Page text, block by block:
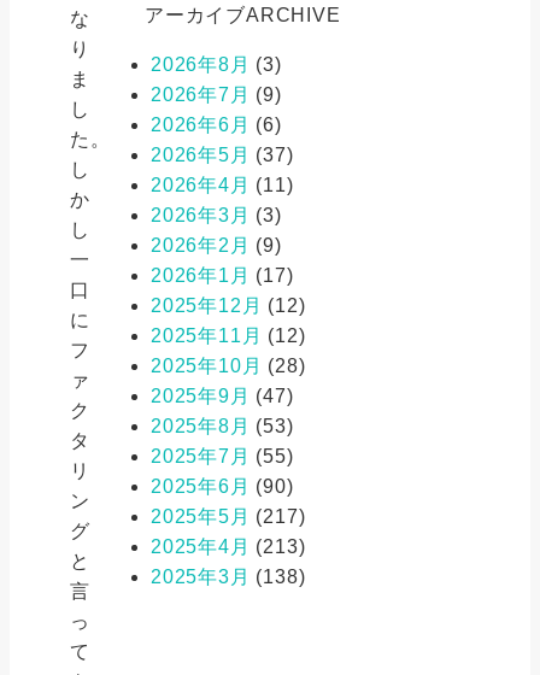
な
り
ま
し
た。
し
か
し
一
口
に
フ
ァ
ク
タ
リ
ン
グ
と
言
っ
て
アーカイブARCHIVE
2026年8月 (3)
2026年7月 (9)
2026年6月 (6)
2026年5月 (37)
2026年4月 (11)
2026年3月 (3)
2026年2月 (9)
2026年1月 (17)
2025年12月 (12)
2025年11月 (12)
2025年10月 (28)
2025年9月 (47)
2025年8月 (53)
2025年7月 (55)
2025年6月 (90)
2025年5月 (217)
2025年4月 (213)
2025年3月 (138)